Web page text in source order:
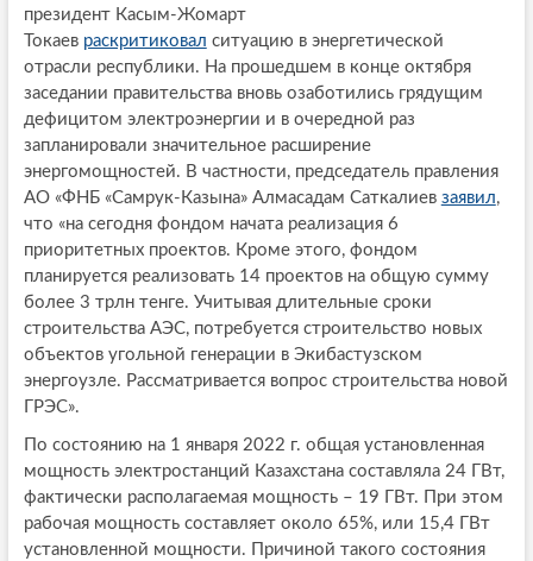
президент Касым-Жомарт
Токаев раскритиковал ситуацию в энергетической
отрасли республики. На прошедшем в конце октября
заседании правительства вновь озаботились грядущим
дефицитом электроэнергии и в очередной раз
запланировали значительное расширение
энергомощностей. В частности, председатель правления
АО «ФНБ «Самрук-Казына» Алмасадам Саткалиев заявил,
что «на сегодня фондом начата реализация 6
приоритетных проектов. Кроме этого, фондом
планируется реализовать 14 проектов на общую сумму
более 3 трлн тенге. Учитывая длительные сроки
строительства АЭС, потребуется строительство новых
объектов угольной генерации в Экибастузском
энергоузле. Рассматривается вопрос строительства новой
ГРЭС».
По состоянию на 1 января 2022 г. общая установленная
мощность электростанций Казахстана составляла 24 ГВт,
фактически располагаемая мощность – 19 ГВт. При этом
рабочая мощность составляет около 65%, или 15,4 ГВт
установленной мощности. Причиной такого состояния